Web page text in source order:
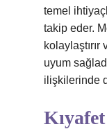
temel
takip eder.
uyum
ilişkilerinde